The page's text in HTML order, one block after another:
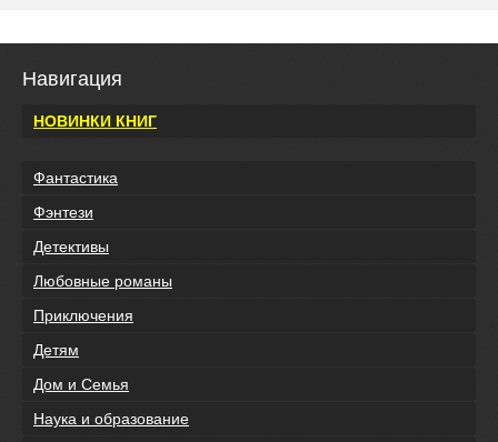
Навигация
НОВИНКИ КНИГ
Фантастика
Фэнтези
Детективы
Любовные романы
Приключения
Детям
Дом и Семья
Наука и образование